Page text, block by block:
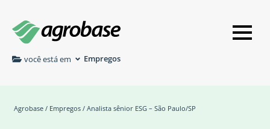
você está em Empregos
Agrobase / Empregos / Analista sênior ESG – São Paulo/SP